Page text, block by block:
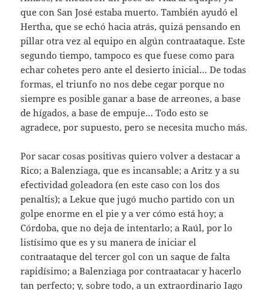
que con San José estaba muerto. También ayudó el
Hertha, que se echó hacia atrás, quizá pensando en
pillar otra vez al equipo en algún contraataque. Este
segundo tiempo, tampoco es que fuese como para
echar cohetes pero ante el desierto inicial… De todas
formas, el triunfo no nos debe cegar porque no
siempre es posible ganar a base de arreones, a base
de hígados, a base de empuje… Todo esto se
agradece, por supuesto, pero se necesita mucho más.
Por sacar cosas positivas quiero volver a destacar a
Rico; a Balenziaga, que es incansable; a Aritz y a su
efectividad goleadora (en este caso con los dos
penaltis); a Lekue que jugó mucho partido con un
golpe enorme en el pie y a ver cómo está hoy; a
Córdoba, que no deja de intentarlo; a Raúl, por lo
listísimo que es y su manera de iniciar el
contraataque del tercer gol con un saque de falta
rapidísimo; a Balenziaga por contraatacar y hacerlo
tan perfecto; y, sobre todo, a un extraordinario Iago